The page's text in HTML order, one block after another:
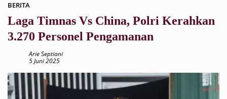
BERITA
Laga Timnas Vs China, Polri Kerahkan
3.270 Personel Pengamanan
Arie Septiani
5 Juni 2025